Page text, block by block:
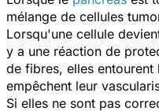
mélange de cellules
Lorsqu'une cellule
y a une réaction de
de fibres, elles entourent
empêchent leur
Si elles ne sont pas